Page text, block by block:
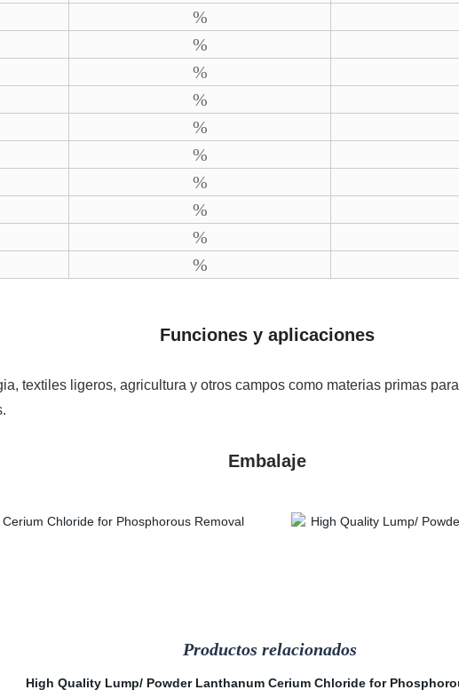
%
%
%
%
%
%
%
%
%
%
Funciones y aplicaciones
textiles ligeros, agricultura y otros campos como materias primas
Embalaje
Productos relacionados